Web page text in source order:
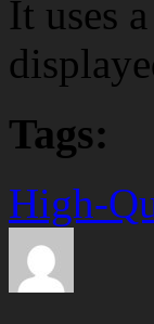
It uses
Tags:
High-